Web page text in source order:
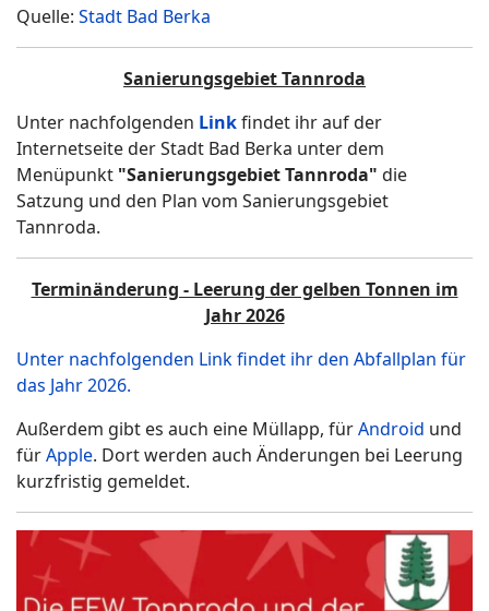
Quelle: Stadt Bad Berka
Sanierungsgebiet Tannroda
Unter nachfolgenden Linkfindet ihr auf der
Internetseite der Stadt Bad Berka unter dem
Menüpunkt "Sanierungsgebiet Tannroda" die
Satzung und den Plan vom Sanierungsgebiet
Tannroda.
Terminänderung - Leerung der gelben Tonnen im
Jahr 2026
Unter nachfolgenden Link findet ihr den Abfallplan für
das Jahr 2026.
Außerdem gibt es auch eine Müllapp, fürAndroid und
fürApple. Dort werden auch Änderungen bei Leerung
kurzfristig gemeldet.